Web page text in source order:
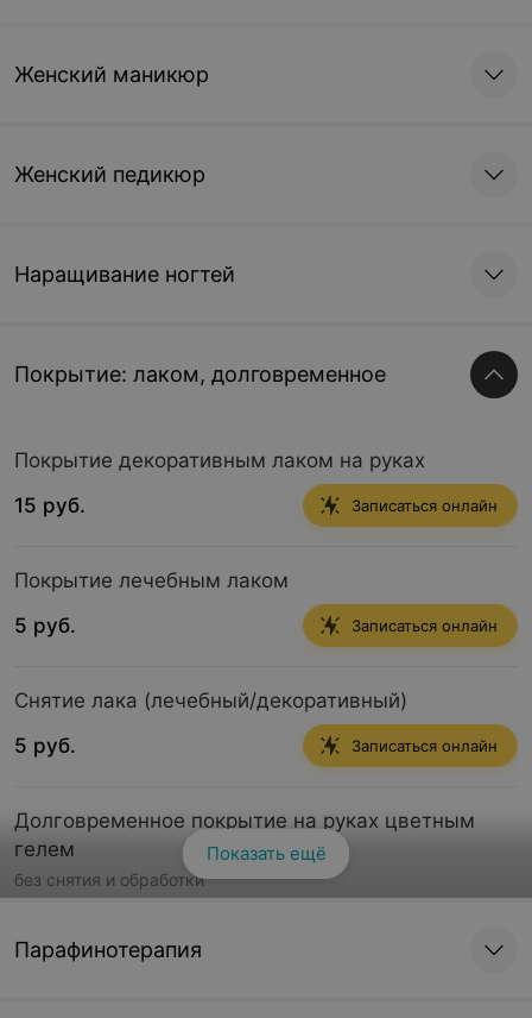
Женский маникюр
Женский педикюр
Наращивание ногтей
Покрытие: лаком, долговременное
Покрытие декоративным лаком на руках
15 руб.
Записаться онлайн
Покрытие лечебным лаком
5 руб.
Записаться онлайн
Снятие лака (лечебный/декоративный)
5 руб.
Записаться онлайн
Долговременное покрытие на руках цветным
гелем
без снятия и обработки
Показать ещё
Парафинотерапия